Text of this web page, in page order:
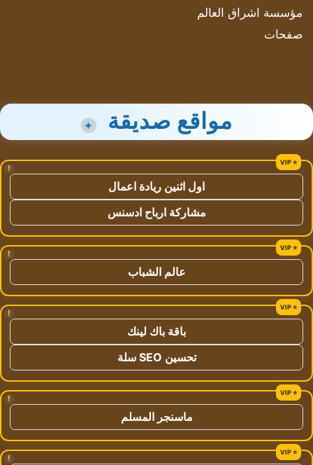
مؤسسة اشراق العالم
صفحات
مواقع صديقة +
!
اول اثنين ريادة اعمال
مشاركة ارباح ادسنس
!
عالم الشباب
!
باقة باك لينك
تحسين SEO سلة
!
ماسنجر المسلم
!